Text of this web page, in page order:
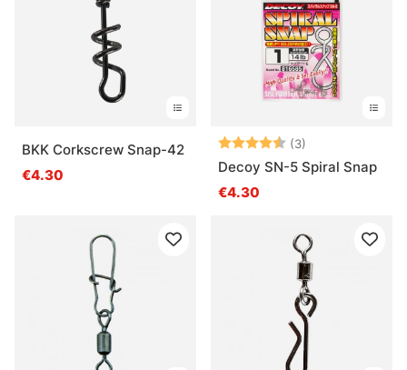
BKK Corkscrew Snap-42
€4.30
Note: (3)
Decoy SN-5 Spiral Snap
€4.30